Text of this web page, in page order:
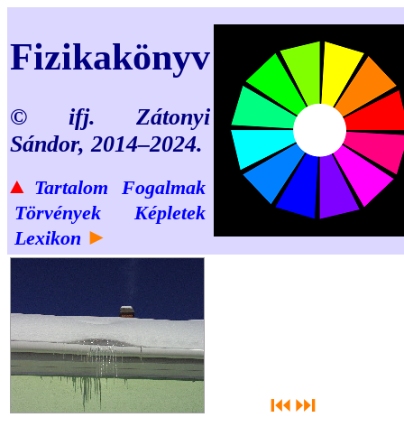
Fizikakönyv
© ifj. Zátonyi
Sándor, 2014–2024.
▲ Tartalom
Fogalmak
Törvények
Képletek
Lexikon ►
⏮ ⏭